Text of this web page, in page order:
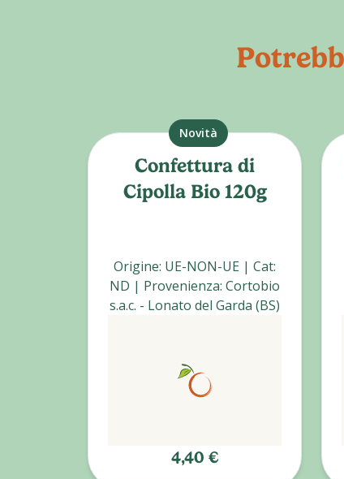
Confettura di
Cipolla Bio 120g
Origine: UE-NON-UE | Cat:
ND | Provenienza: Cortobio
s.a.c. - Lonato del Garda (BS)
4,40 €
Novità